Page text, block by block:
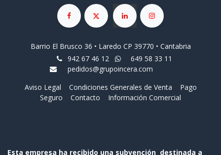
Barrio El Brusco 36 • Laredo CP 39770 • Cantabria
942 67 46 12
649 58 33 11
pedidos@grupoincera.com
Aviso Legal
Condiciones Generales de Venta
Pago
Seguro
Contacto Información Comercial
Esta empresa ha recibido una subvención destinada a